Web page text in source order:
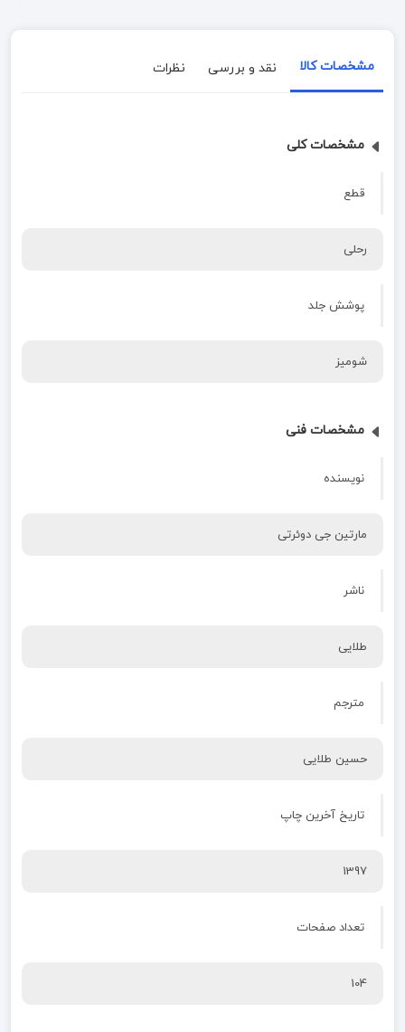
مشخصات کالا نقد و بررسی نظرات
مشخصات کلی
قطع
رحلی
پوشش جلد
شومیز
مشخصات فنی
نویسنده
مارتین جی دوئرتی
ناشر
طلایی
مترجم
حسین طلایی
تاریخ آخرین چاپ
1397
تعداد صفحات
104